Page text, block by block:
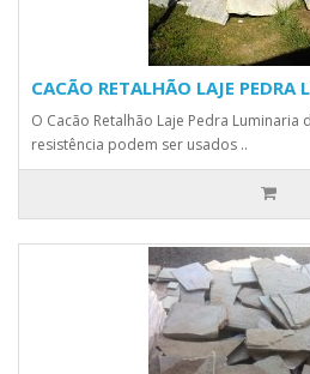
CACÃO RETALHÃO LAJE PEDRA
O Cacão Retalhão Laje Pedra Luminaria
resistência podem ser usados ..